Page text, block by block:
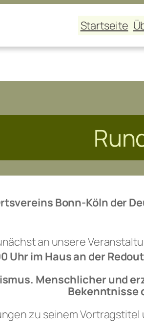
Startseite
Bonn-Köln der
an unsere
Uhr im Haus an der
Menschlicher und
Bekenntnisse
zu seinem